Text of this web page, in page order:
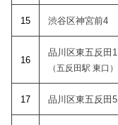
15 渋谷区神宮前4
16
品川区東五反田1
（五反田駅 東口）
17 品川区東五反田5